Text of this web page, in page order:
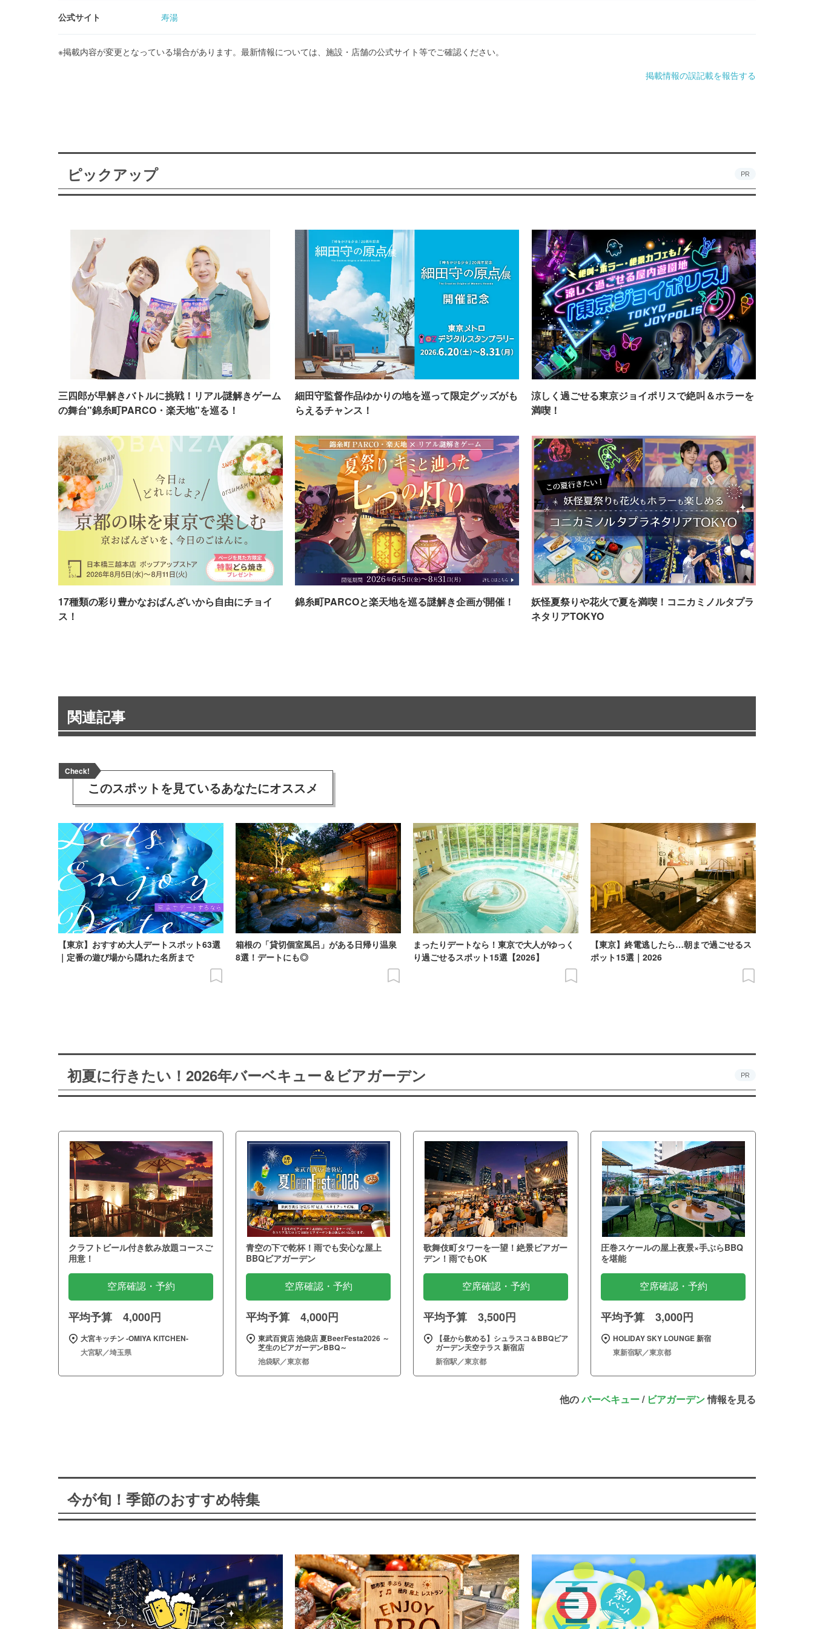
公式サイト 寿湯
※掲載内容が変更となっている場合があります。最新情報については、施設・店舗の公式サイト等でご確認ください。
掲載情報の誤記載を報告する
ピックアップ PR
三四郎が早解きバトルに挑戦！リアル謎解きゲーム
の舞台"錦糸町PARCO・楽天地"を巡る！
細田守監督作品ゆかりの地を巡って限定グッズがも
らえるチャンス！
涼しく過ごせる東京ジョイポリスで絶叫＆ホラーを
満喫！
17種類の彩り豊かなおばんざいから自由にチョイ
ス！
錦糸町PARCOと楽天地を巡る謎解き企画が開催！
妖怪夏祭りや花火で夏を満喫！コニカミノルタプラ
ネタリアTOKYO
関連記事
Check!
このスポットを見ているあなたにオススメ
【東京】おすすめ大人デートスポット63選
｜定番の遊び場から隠れた名所まで
箱根の「貸切個室風呂」がある日帰り温泉
8選！デートにも◎
まったりデートなら！東京で大人がゆっく
り過ごせるスポット15選【2026】
【東京】終電逃したら…朝まで過ごせるス
ポット15選｜2026
初夏に行きたい！2026年バーベキュー＆ビアガーデン PR
クラフトビール付き飲み放題コースご
用意！
空席確認・予約
平均予算 4,000円
大宮キッチン ‐OMIYA KITCHEN‐
大宮駅／埼玉県
青空の下で乾杯！雨でも安心な屋上
BBQビアガーデン
空席確認・予約
平均予算 4,000円
東武百貨店 池袋店 夏BeerFesta2026 ～
芝生のビアガーデンBBQ～
池袋駅／東京都
歌舞伎町タワーを一望！絶景ビアガー
デン！雨でもOK
空席確認・予約
平均予算 3,500円
【昼から飲める】シュラスコ＆BBQビア
ガーデン天空テラス 新宿店
新宿駅／東京都
圧巻スケールの屋上夜景×手ぶらBBQ
を堪能
空席確認・予約
平均予算 3,000円
HOLIDAY SKY LOUNGE 新宿
東新宿駅／東京都
他のバーベキュー/ ビアガーデン情報を見る
今が旬！季節のおすすめ特集